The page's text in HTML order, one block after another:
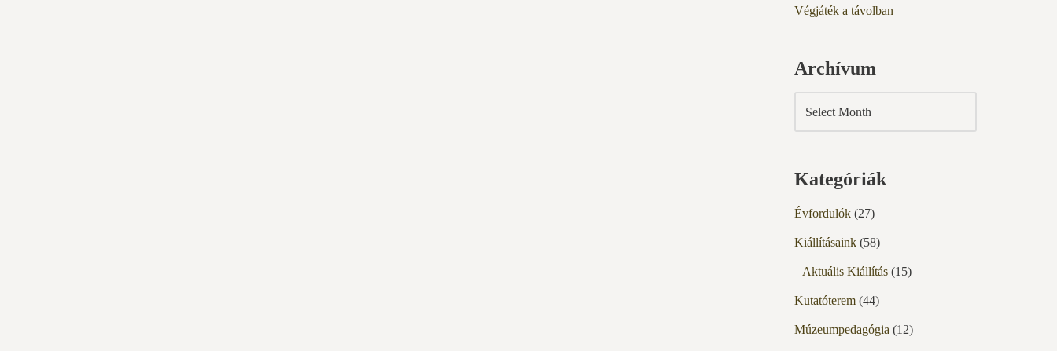
Végjáték a távolban
Archívum
Kategóriák
Évfordulók(27)
Kiállításaink(58)
Aktuális Kiállítás(15)
Kutatóterem(44)
Múzeumpedagógia (12)